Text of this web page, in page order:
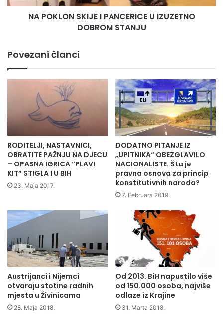
STANJU
NA POKLON SKIJE I PANCERICE U IZUZETNO
DOBROM STANJU
Povezani članci
RODITELJI, NASTAVNICI,
OBRATITE PAŽNJU NA DJECU
– OPASNA IGRICA “PLAVI
KIT” STIGLA I U BIH
23. Maja 2017.
DODATNO PITANJE IZ
„UPITNIKA“ OBEZGLAVILO
NACIONALISTE: Šta je
pravna osnova za princip
konstitutivnih naroda?
7. Februara 2019.
Austrijanci i Nijemci
otvaraju stotine radnih
mjesta u Živinicama
28. Maja 2018.
Od 2013. BiH napustilo više
od 150.000 osoba, najviše
odlaze iz Krajine
31. Marta 2018.